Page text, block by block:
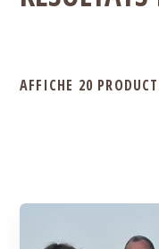
AFFICHE 20